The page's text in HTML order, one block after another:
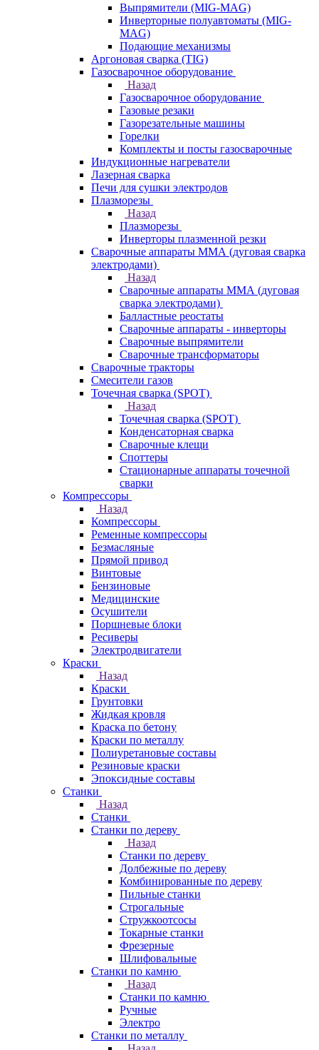
Выпрямители (MIG-MAG)
Инверторные полуавтоматы (MIG-
MAG)
Подающие механизмы
Аргоновая сварка (TIG)
Газосварочное оборудование
Назад
Газосварочное оборудование
Газовые резаки
Газорезательные машины
Горелки
Комплекты и посты газосварочные
Индукционные нагреватели
Лазерная сварка
Печи для сушки электродов
Плазморезы
Назад
Плазморезы
Инверторы плазменной резки
Сварочные аппараты ММА (дуговая сварка
электродами)
Назад
Сварочные аппараты ММА (дуговая
сварка электродами)
Балластные реостаты
Сварочные аппараты - инверторы
Сварочные выпрямители
Сварочные трансформаторы
Сварочные тракторы
Смесители газов
Точечная сварка (SPOT)
Назад
Точечная сварка (SPOT)
Конденсаторная сварка
Сварочные клещи
Споттеры
Стационарные аппараты точечной
сварки
Компрессоры
Назад
Компрессоры
Ременные компрессоры
Безмасляные
Прямой привод
Винтовые
Бензиновые
Медицинские
Осушители
Поршневые блоки
Ресиверы
Электродвигатели
Краски
Назад
Краски
Грунтовки
Жидкая кровля
Краска по бетону
Краски по металлу
Полиуретановые составы
Резиновые краски
Эпоксидные составы
Станки
Назад
Станки
Станки по дереву
Назад
Станки по дереву
Долбежные по дереву
Комбинированные по дереву
Пильные станки
Строгальные
Стружкоотсосы
Токарные станки
Фрезерные
Шлифовальные
Станки по камню
Назад
Станки по камню
Ручные
Электро
Станки по металлу